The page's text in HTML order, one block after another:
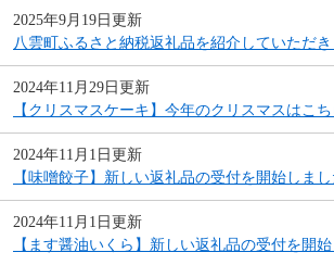
2025年9月19日更新
八雲町ふるさと納税返礼品を紹介していただき
2024年11月29日更新
【クリスマスケーキ】今年のクリスマスはこち
2024年11月1日更新
【味噌餃子】新しい返礼品の受付を開始しまし
2024年11月1日更新
【ます醤油いくら】新しい返礼品の受付を開始